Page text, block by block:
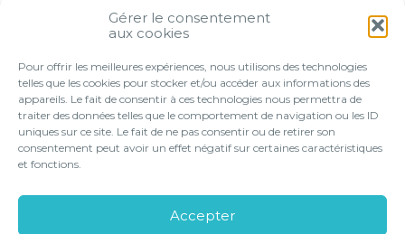
Gérer le consentement
aux cookies
Pour offrir les meilleures expériences, nous utilisons des technologies
telles que les cookies pour stocker et/ou accéder aux informations des
appareils. Le fait de consentir à ces technologies nous permettra de
traiter des données telles que le comportement de navigation ou les ID
uniques sur ce site. Le fait de ne pas consentir ou de retirer son
consentement peut avoir un effet négatif sur certaines caractéristiques
et fonctions.
Accepter
Transport fluvial de marchandises : une aide
financière bienvenue
comptent-elles ?
Footer
NOS SOLUTIONS EN LIGNE
LE CABINET
CONTACT